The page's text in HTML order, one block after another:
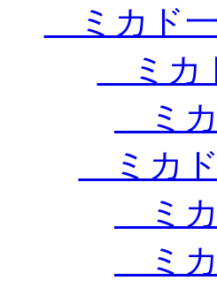
ミカド
ミカ
ミカ
ミカド
ミカ
ミカ